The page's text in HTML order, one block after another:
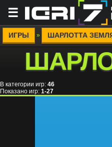
☰
ИГРЫ » ШАРЛОТТА
В категории игр: 46
Показано игр: 1-27